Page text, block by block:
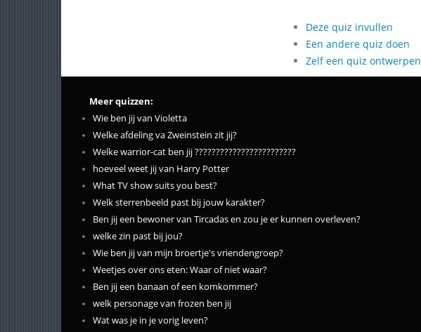
Deze quiz invullen
Een andere quiz doen
Zelf een quiz ontwerpen
Meer quizzen:
Wie ben jij van Violetta
Welke afdeling va Zweinstein zit jij?
Welke warrior-cat ben jij ????????????????????????
hoeveel weet jij van Harry Potter
What TV show suits you best?
Welk sterrenbeeld past bij jouw karakter?
Ben jij een bewoner van Tircadas en zou je er kunnen overleven?
welke zin past bij jou?
Wie ben jij van mijn broertje's vriendengroep?
Weetjes over ons eten: Waar of niet waar?
Ben jij een banaan of een komkommer?
welk personage van frozen ben jij
Wat was je in je vorig leven?